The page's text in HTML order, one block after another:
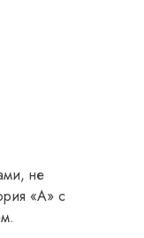
не
«А» с